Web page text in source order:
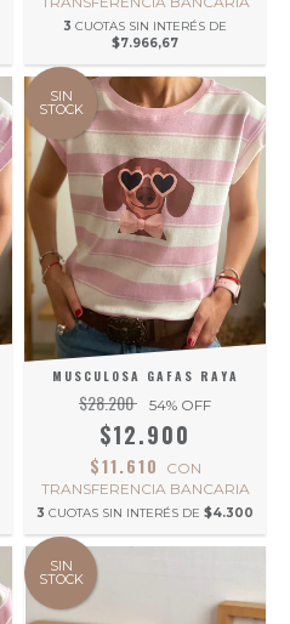
3 CUOTAS SIN INTERÉS DE
$7.966,67
SIN
STOCK
MUSCULOSA GAFAS RAYA
$28.200 54% OFF
$12.900
$11.610
CON
TRANSFERENCIA BANCARIA
3 CUOTAS SIN INTERÉS DE $4.300
SIN
STOCK